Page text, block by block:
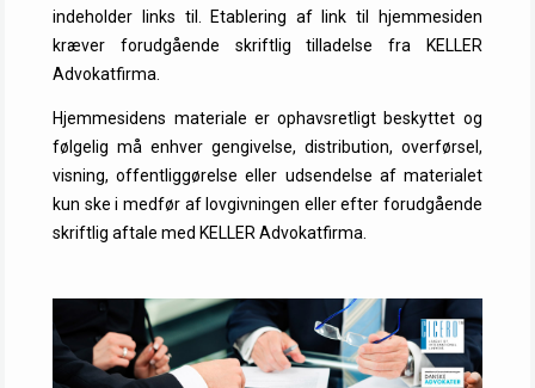
indeholder links til. Etablering af link til hjemmesiden
kræver forudgående skriftlig tilladelse fra KELLER
Advokatfirma.
Hjemmesidens materiale er ophavsretligt beskyttet og
følgelig må enhver gengivelse, distribution, overførsel,
visning, offentliggørelse eller udsendelse af materialet
kun ske i medfør af lovgivningen eller efter forudgående
skriftlig aftale med KELLER Advokatfirma.